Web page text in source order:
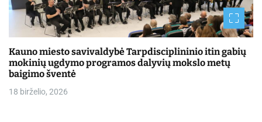
Kauno miesto savivaldybė Tarpdisciplininio itin gabių
mokinių ugdymo programos dalyvių mokslo metų
baigimo šventė
18 birželio, 2026